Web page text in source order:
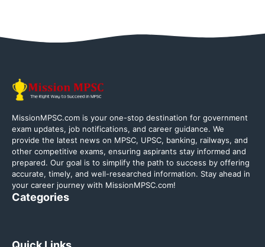
MissionMPSC.com is your one-stop destination for government
exam updates, job notifications, and career guidance. We
provide the latest news on MPSC, UPSC, banking, railways, and
other competitive exams, ensuring aspirants stay informed and
prepared. Our goal is to simplify the path to success by offering
accurate, timely, and well-researched information. Stay ahead in
your career journey with MissionMPSC.com!
Categories